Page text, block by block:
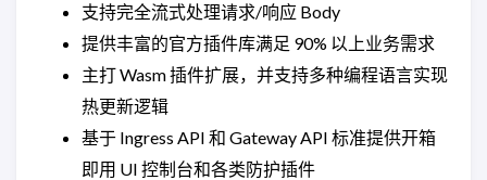
支持完全流式处理请求/响应 Body
提供丰富的官方插件库满足 90% 以上业务需求
主打 Wasm 插件扩展，并支持多种编程语言实现
热更新逻辑
基于 Ingress API 和 Gateway API 标准提供开箱
即用 UI 控制台和各类防护插件